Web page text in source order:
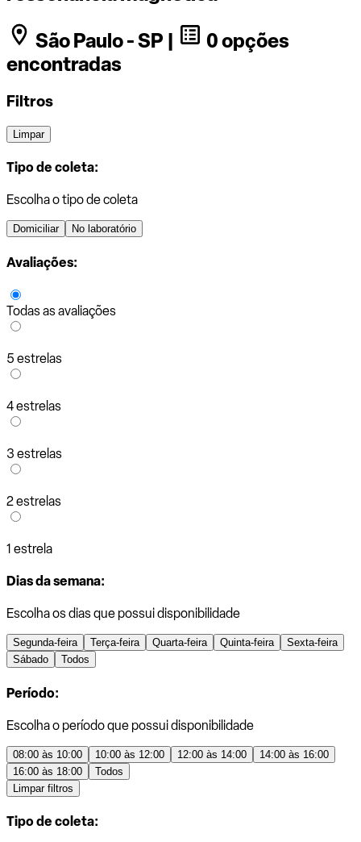
São Paulo - SP |
0 opções
encontradas
Filtros
Limpar
Tipo de coleta:
Escolha o tipo de coleta
Domiciliar No laboratório
Avaliações:
Todas as avaliações
5 estrelas
4 estrelas
3 estrelas
2 estrelas
1 estrela
Dias da semana:
Escolha os dias que possui disponibilidade
Segunda-feira Terça-feira Quarta-feira Quinta-feira
Sexta-feira
Sábado
Todos
Período:
Escolha o período que possui disponibilidade
08:00 às 10:00 10:00 às 12:00 12:00 às 14:00
14:00 às 16:00
16:00 às 18:00
Todos
Limpar filtros
Tipo de coleta: